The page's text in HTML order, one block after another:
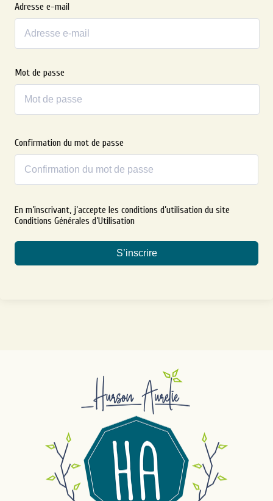
Adresse e-mail
Mot de passe
Confirmation du mot de passe
Alternative:
En m’inscrivant, j’accepte les conditions d’utilisation du site
Conditions Générales d’Utilisation
S’inscrire